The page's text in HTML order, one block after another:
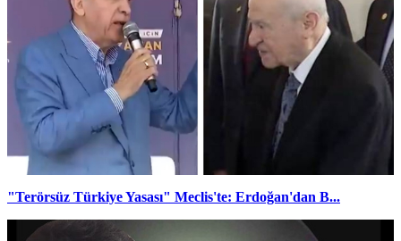
"Terörsüz Türkiye Yasası" Meclis'te: Erdoğan'dan B...